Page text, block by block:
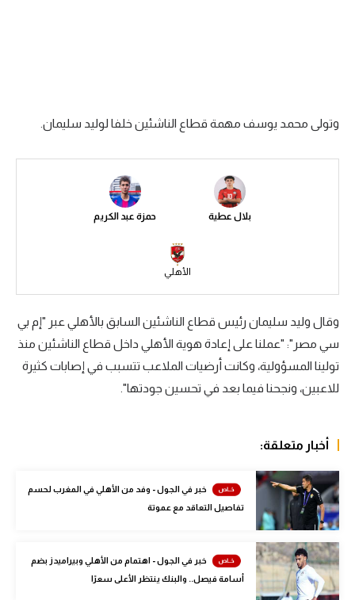
رياضات أخرى
أمم إفريقيا
كرة السلة الأمريكية
كرة سلة
كرة طائرة
الوطن العربي
في المونديال
رياضة نسائية
آسيا
وتولى محمد يوسف مهمة قطاع الناشئين خلفا لوليد سليمان.
بلال عطية حمزة عبد الكريم
الأهلي
وقال وليد سليمان رئيس قطاع الناشئين السابق بالأهلي عبر "إم بي
سي مصر": "عملنا على إعادة هوية الأهلي داخل قطاع الناشئين منذ
تولينا المسؤولية، وكانت أرضيات الملاعب تتسبب في إصابات كثيرة
للاعبين، ونجحنا فيما بعد في تحسين جودتها".
أخبار متعلقة:
خبر في الجول - وفد من الأهلي في المغرب لحسم
تفاصيل التعاقد مع عموتة
خبر في الجول - اهتمام من الأهلي وبيراميدز بضم
أسامة فيصل.. والبنك ينتظر الأعلى سعرًا